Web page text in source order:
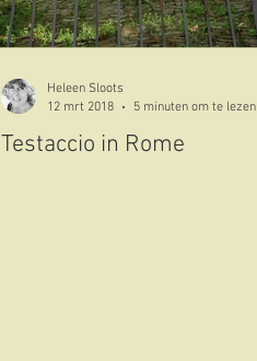
Testaccio in Rome
Heleen Sloots
12 mrt 2018
5 minuten om te lezen